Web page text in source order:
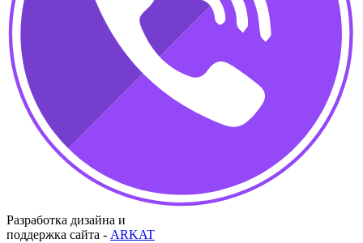
Разработка дизайна и
поддержка сайта - ARKAT